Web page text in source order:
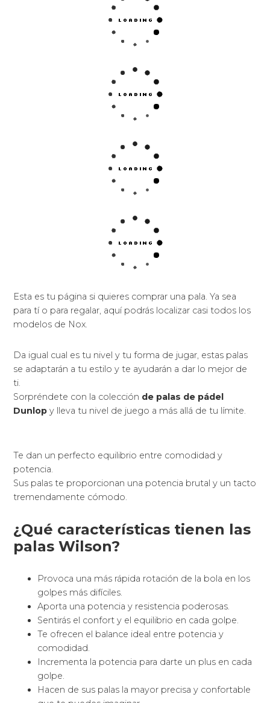
Esta es tu página si quieres comprar una pala. Ya sea
para tí o para regalar, aquí podrás localizar casi todos los
modelos de Nox.
Da igual cual es tu nivel y tu forma de jugar, estas palas
se adaptarán a tu estilo y te ayudarán a dar lo mejor de
ti.
Sorpréndete con la colección de palas de pádel
Dunlop y lleva tu nivel de juego a más allá de tu límite.
Te dan un perfecto equilibrio entre comodidad y
potencia.
Sus palas te proporcionan una potencia brutal y un tacto
tremendamente cómodo.
¿Qué características tienen las
palas Wilson?
Provoca una más rápida rotación de la bola en los
golpes más difíciles.
Aporta una potencia y resistencia poderosas.
Sentirás el confort y el equilibrio en cada golpe.
Te ofrecen el balance ideal entre potencia y
comodidad.
Incrementa la potencia para darte un plus en cada
golpe.
Hacen de sus palas la mayor precisa y confortable